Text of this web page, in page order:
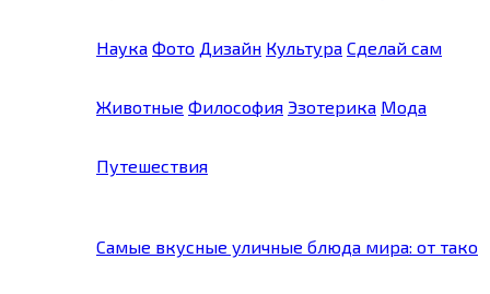
Наука Фото Дизайн Культура Сделай сам
Животные Философия Эзотерика Мода
Путешествия
Самые вкусные уличные блюда мира: от тако